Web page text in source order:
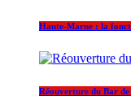
Haute-Marne : la
Réouverture du Bar de